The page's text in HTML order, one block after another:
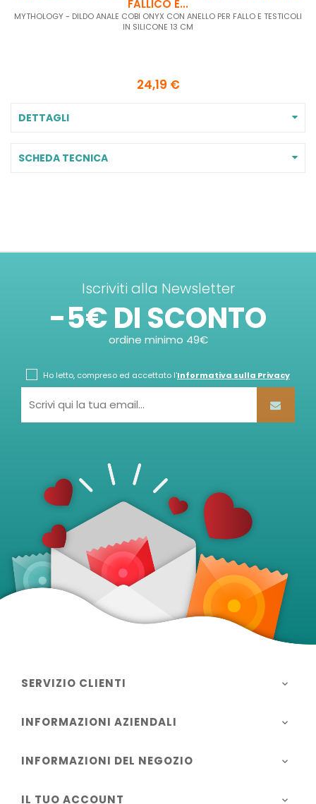
FALLICO E...
MYTHOLOGY - DILDO ANALE COBI ONYX CON ANELLO PER FALLO E TESTICOLI
IN SILICONE 13 CM
24,19 €
DETTAGLI
SCHEDA TECNICA
Iscriviti alla Newsletter
-5€ DI SCONTO
ordine minimo 49€
Ho letto, compreso ed accettato l'Informativa sulla Privacy
SERVIZIO CLIENTI 
INFORMAZIONI AZIENDALI 
INFORMAZIONI DEL NEGOZIO 
IL TUO ACCOUNT 